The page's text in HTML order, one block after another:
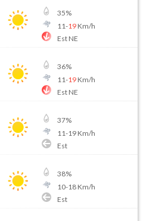
35%
11-19Km/h
Est NE
36%
11-19Km/h
Est NE
37%
11-19Km/h
Est
38%
10-18Km/h
Est